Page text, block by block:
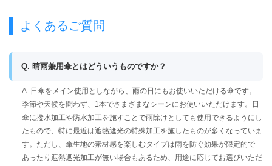
よくあるご質問
Q. 晴雨兼用傘とはどういうものですか？
A. 日傘をメイン使用としながら、雨の日にもお使いいただける傘です。
季節や天候を問わず、1本でさまざまなシーンにお使いいただけます。日
傘に撥水加工や防水加工を施すことで雨除けとしても使用できるようにし
たもので、特に最近は遮熱遮光の特殊加工を施したものが多くなっていま
す。ただし、傘生地の素材感を楽しむタイプは雨を防ぐ効果が限定的で
あったり遮熱遮光加工が無い場合もあるため、用途に応じてお選びいただ